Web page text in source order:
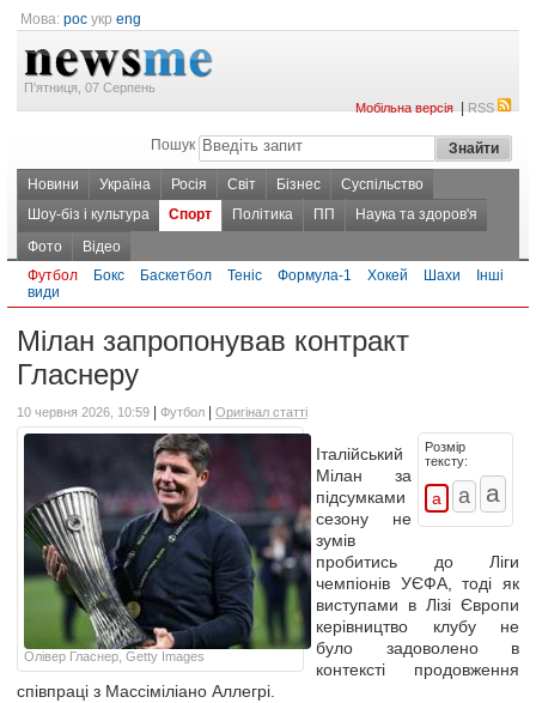
Мова: рос укр eng
П'ятниця, 07 Серпень
Мобільна версія|RSS
Пошук
Новини Україна Росія Світ Бізнес
Суспільство
Шоу-біз і культура
Спорт Політика ПП
Наука та здоров'я
Фото
Відео
Футбол
Бокс Баскетбол Теніс Формула-1 Хокей Шахи
Інші
види
Мілан запропонував контракт
Гласнеру
10 червня 2026, 10:59 Футбол Оригінал статті
Олівер Гласнер, Getty Images
Розмір
тексту:
Італійський
Мілан за
підсумками
сезону не
зумів
пробитись до Ліги
чемпіонів УЄФА, тоді як
виступами в Лізі Європи
керівництво клубу не
було задоволено в
контексті продовження
співпраці з Массіміліано Аллегрі.